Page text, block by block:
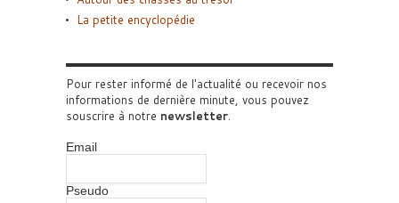
La petite encyclopédie
Pour rester informé de l'actualité ou recevoir nos
informations de dernière minute, vous pouvez
souscrire à notre newsletter.
Email
Pseudo